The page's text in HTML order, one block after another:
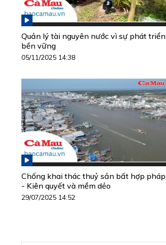
Quản lý tài nguyên nước vì sự phát triển
bền vững
05/11/2025 14:38
Chống khai thác thuỷ sản bất hợp pháp
- Kiên quyết và mềm dẻo
29/07/2025 14:52